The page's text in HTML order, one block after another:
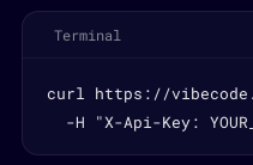
Terminal
curl https://
-H "X-Api-Key: